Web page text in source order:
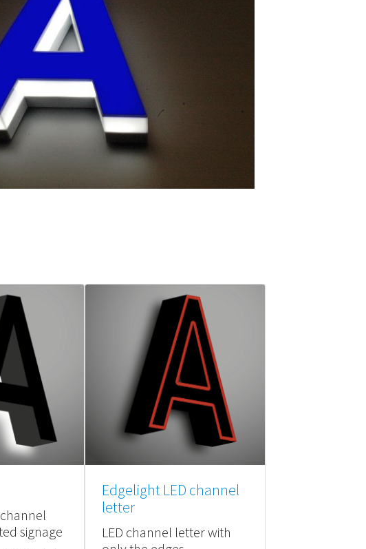
signage
Edgelight LED channel
letter
LED channel letter with